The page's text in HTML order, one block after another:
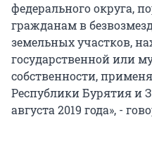
федерального округа,
гражданам в
земельных участков,
государственной или
собственности,
Республики Бурятия и
августа 2019 года», -